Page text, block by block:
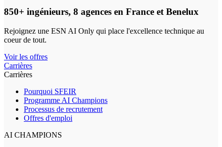
850+ ingénieurs, 8 agences en France et Benelux
Rejoignez une ESN AI Only qui place l'excellence technique au
coeur de tout.
Voir les offres
Carrières
Carrières
Pourquoi SFEIR
Programme AI Champions
Processus de recrutement
Offres d'emploi
AI CHAMPIONS